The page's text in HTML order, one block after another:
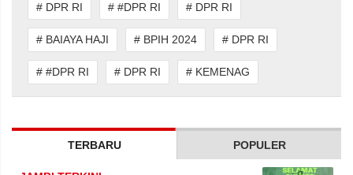
# DPR RI
# #DPR RI # DPR RI
# BAIAYA HAJI # BPIH 2024 # DPR RI
# #DPR RI # DPR RI # KEMENAG
TERBARU POPULER